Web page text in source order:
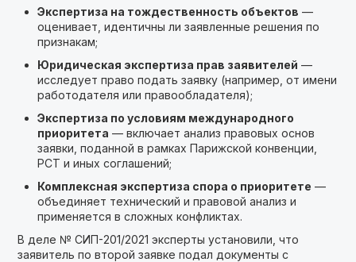
Экспертиза на тождественность объектов —
оценивает, идентичны ли заявленные решения по
признакам;
Юридическая экспертиза прав заявителей —
исследует право подать заявку (например, от имени
работодателя или правообладателя);
Экспертиза по условиям международного
приоритета — включает анализ правовых основ
заявки, поданной в рамках Парижской конвенции,
PCT и иных соглашений;
Комплексная экспертиза спора о приоритете —
объединяет технический и правовой анализ и
применяется в сложных конфликтах.
В деле № СИП-201/2021 эксперты установили, что
заявитель по второй заявке подал документы с